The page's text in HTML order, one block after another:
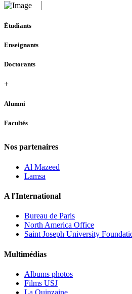
Étudiants
Enseignants
Doctorants
+
Alumni
Facultés
Nos partenaires
Al Mazeed
Lamsa
A l'International
Bureau de Paris
North America Office
Saint Joseph University
Multimédias
Albums photos
Films USJ
La Quinzaine